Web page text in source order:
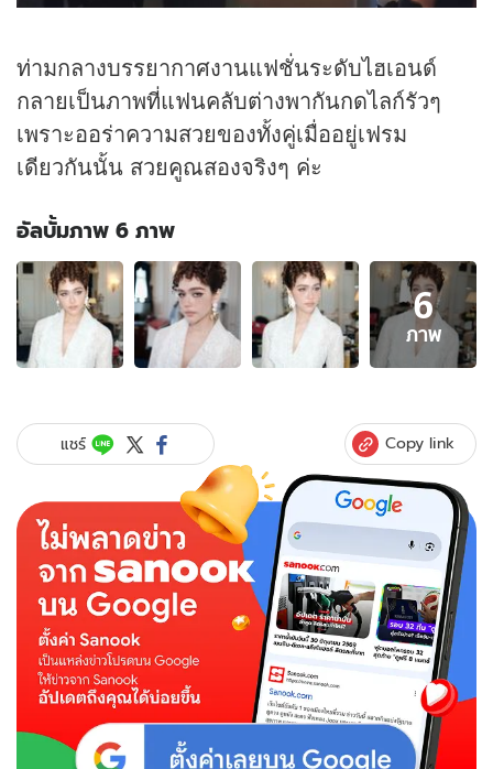
ท่ามกลางบรรยากาศงานแฟชั่นระดับไฮเอนด์
กลายเป็นภาพที่แฟนคลับต่างพากันกดไลก์รัวๆ
เพราะออร่าความสวยของทั้งคู่เมื่ออยู่เฟรม
เดียวกันนั้น สวยคูณสองจริงๆ ค่ะ
อัลบั้มภาพ 6 ภาพ
อัลบั้ม
ภาพ
6
ภาพ
ของ
า"
ปรุง
หรู
หรา
สาว
ร่วม
แฟชั่น
6
ภาพ
แชร์ Copy link